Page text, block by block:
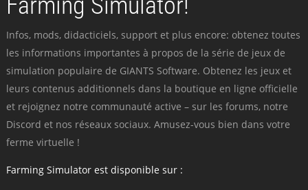
Infos, mods, didacticiels, support et plus encore: obtenez toutes
les informations importantes à propos de la série de jeux de
simulation populaire de GIANTS Software. Obtenez les jeux et
leurs contenus additionnels dans la boutique en ligne officielle
et rejoignez notre communauté active – sur les forums, notre
Discord et nos réseaux sociaux. Amusez-vous bien dans votre
ferme virtuelle !
Farming Simulator est disponible sur :